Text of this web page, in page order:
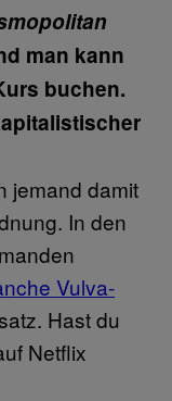
man kann
buchen.
jemand damit
In den
Vulva-
Hast du
Netflix